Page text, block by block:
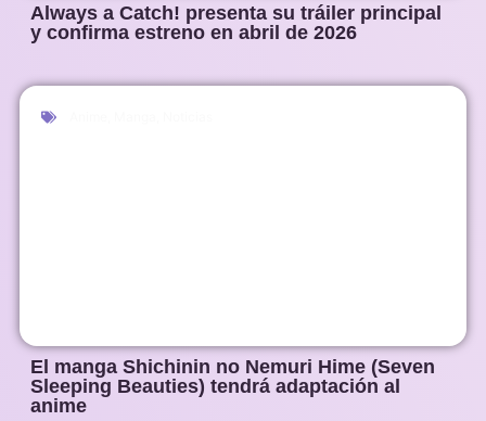
Always a Catch! presenta su tráiler principal
y confirma estreno en abril de 2026
El manga Shichinin no Nemuri Hime (Seven
Sleeping Beauties) tendrá adaptación al
anime